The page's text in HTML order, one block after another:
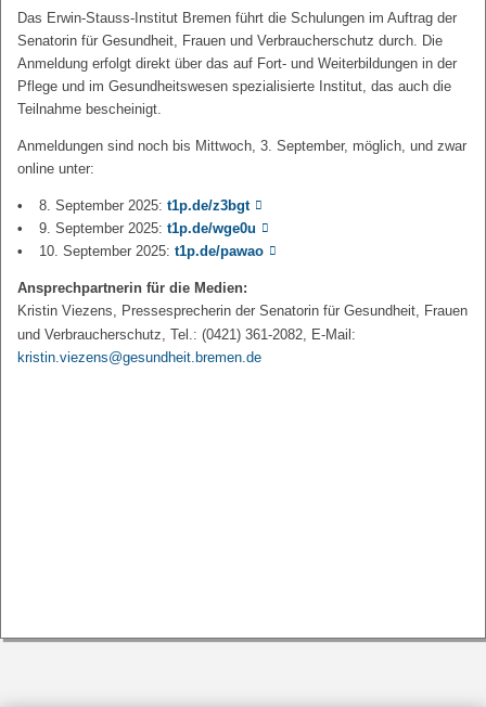
Das Erwin-Stauss-Institut Bremen führt die Schulungen im Auftrag der
Senatorin für Gesundheit, Frauen und Verbraucherschutz durch. Die
Anmeldung erfolgt direkt über das auf Fort- und Weiterbildungen in der
Pflege und im Gesundheitswesen spezialisierte Institut, das auch die
Teilnahme bescheinigt.
Anmeldungen sind noch bis Mittwoch, 3. September, möglich, und zwar
online unter:
8. September 2025: t1p.de/z3bgt
9. September 2025: t1p.de/wge0u
10. September 2025: t1p.de/pawao
Ansprechpartnerin für die Medien:
Kristin Viezens, Pressesprecherin der Senatorin für Gesundheit, Frauen
und Verbraucherschutz, Tel.: (0421) 361-2082, E-Mail:
kristin.viezens@gesundheit.bremen.de